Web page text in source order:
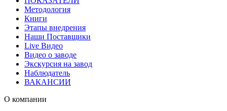
Методология
Книги
Этапы внедрения
Наши Поставщики
Live Видео
Видео о заводе
Экскурсия на завод
Наблюдатель
ВАКАНСИИ
О компании